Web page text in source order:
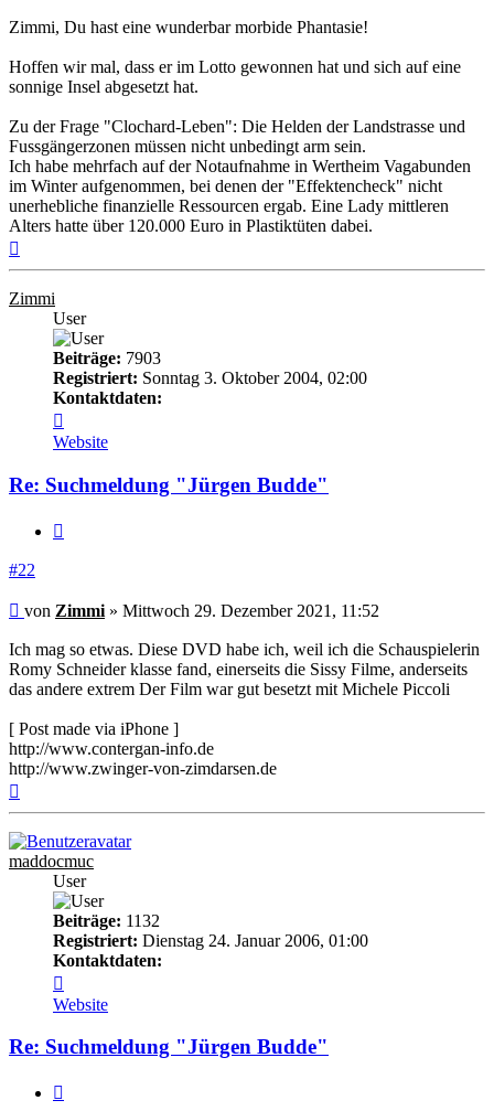
Zimmi, Du hast eine wunderbar morbide Phantasie!
Hoffen wir mal, dass er im Lotto gewonnen hat und sich auf eine
sonnige Insel abgesetzt hat.
Zu der Frage "Clochard-Leben": Die Helden der Landstrasse und
Fussgängerzonen müssen nicht unbedingt arm sein.
Ich habe mehrfach auf der Notaufnahme in Wertheim Vagabunden
im Winter aufgenommen, bei denen der "Effektencheck" nicht
unerhebliche finanzielle Ressourcen ergab. Eine Lady mittleren
Alters hatte über 120.000 Euro in Plastiktüten dabei.
Zimmi
User
Beiträge: 7903
Registriert: Sonntag 3. Oktober 2004, 02:00
Kontaktdaten:
von
Zimmi
Website
Re: Suchmeldung "Jürgen Budde"
#22
Beitrag
von Zimmi » Mittwoch 29. Dezember 2021, 11:52
Ich mag so etwas. Diese DVD habe ich, weil ich die Schauspielerin
Romy Schneider klasse fand, einerseits die Sissy Filme, anderseits
das andere extrem Der Film war gut besetzt mit Michele Piccoli
[ Post made via iPhone ]
http://www.contergan-info.de
http://www.zwinger-von-zimdarsen.de
maddocmuc
User
Beiträge: 1132
Registriert: Dienstag 24. Januar 2006, 01:00
Kontaktdaten:
von
maddocmuc
Website
Re: Suchmeldung "Jürgen Budde"